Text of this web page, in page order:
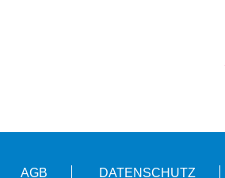
AGB DATENSCHUTZ